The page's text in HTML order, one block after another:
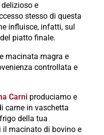
e
stesso di questa
influisce, infatti, sul
piatto finale.
macinata magra e
controllata e
Carni produciamo e
carne in vaschetta
della tua
il macinato di bovino e